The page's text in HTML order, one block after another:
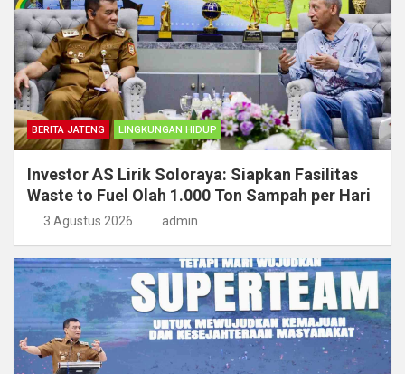
BERITA JATENG LINGKUNGAN HIDUP
Investor AS Lirik Soloraya: Siapkan Fasilitas
Waste to Fuel Olah 1.000 Ton Sampah per Hari
3 Agustus 2026 admin